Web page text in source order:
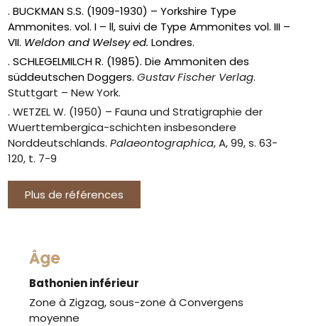
. BUCKMAN S.S. (1909-1930) – Yorkshire Type
Ammonites. vol. I – ll, suivi de Type Ammonites vol. III –
VII. Weldon and Welsey ed.Londres.
. SCHLEGELMILCH R. (1985). Die Ammoniten des
süddeutschen Doggers.Gustav Fischer Verlag.
Stuttgart – New York.
. WETZEL W. (1950) – Fauna und Stratigraphie der
Wuerttembergica-schichten insbesondere
Norddeutschlands.Palaeontographica, A, 99, s. 63-
120, t. 7-9
Plus de références
Âge
Bathonien inférieur
Zone à Zigzag, sous-zone à Convergens
moyenne